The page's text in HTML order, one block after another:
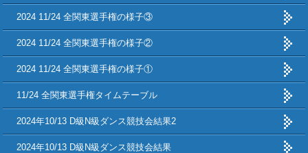
2024 11/24 全関東選手権の様子③
2024 11/24 全関東選手権の様子②
2024 11/24 全関東選手権の様子①
11/24 全関東選手権タイムテーブル
2024年10/13 D級N級ダンス競技会結果2
2024年10/13 D級N級ダンス競技会結果